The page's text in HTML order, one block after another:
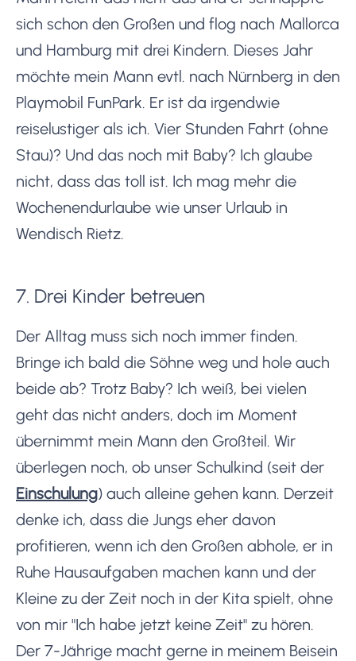
sich schon den Großen und flog nach Mallorca
und Hamburg mit drei Kindern. Dieses Jahr
möchte mein Mann evtl. nach Nürnberg in den
Playmobil FunPark. Er ist da irgendwie
reiselustiger als ich. Vier Stunden Fahrt (ohne
Stau)? Und das noch mit Baby? Ich glaube
nicht, dass das toll ist. Ich mag mehr die
Wochenendurlaube wie unser Urlaub in
Wendisch Rietz.
7. Drei Kinder betreuen
Der Alltag muss sich noch immer finden.
Bringe ich bald die Söhne weg und hole auch
beide ab? Trotz Baby? Ich weiß, bei vielen
geht das nicht anders, doch im Moment
übernimmt mein Mann den Großteil. Wir
überlegen noch, ob unser Schulkind (seit der
Einschulung) auch alleine gehen kann. Derzeit
denke ich, dass die Jungs eher davon
profitieren, wenn ich den Großen abhole, er in
Ruhe Hausaufgaben machen kann und der
Kleine zu der Zeit noch in der Kita spielt, ohne
von mir "Ich habe jetzt keine Zeit" zu hören.
Der 7-Jährige macht gerne in meinem Beisein